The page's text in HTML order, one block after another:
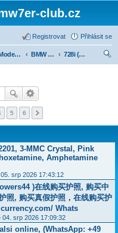
club.cz
Přihlásit se
Registrovat
Modely BMW 7er BMW 7 e23 (1977-1986)
728i (1979-1986)
5 6
3-MMC Crystal, Pink
Amphetamine
srp 2026 17:43:12
)在线购买护照, 购买中
照, 购买真假护照，在线购买护
Whats
04. srp 2026 17:09:32
online, (WhatsApp: +49